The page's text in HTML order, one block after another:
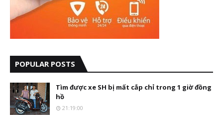
POPULAR POSTS
Tìm được xe SH bị mất cắp chỉ trong 1 giờ đồng
hồ
21:19:00